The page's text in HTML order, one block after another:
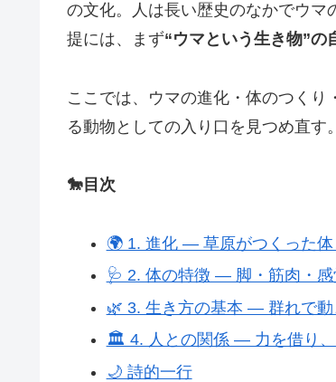
の文化。人は長い歴史のなかでウ
提には、まず“ウマという生き物”の
ここでは、ウマの進化・体のつくり
る動物としての入り口を見つめ直す。
🐎目次
🌍 1. 進化 ― 草原がつくった体
🩺 2. 体の特徴 ― 脚・筋肉・感
🌿 3. 生き方の基本 ― 群れで
🏛️ 4. 人との関係 ― 力を借り、
🌙 詩的一行